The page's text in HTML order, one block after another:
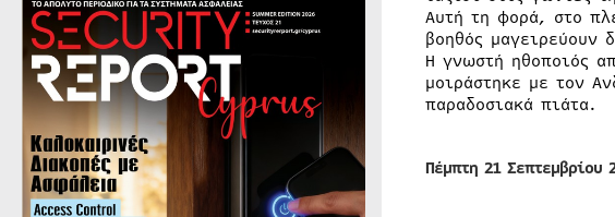
Αυτή τη φορά, στο
βοηθός μαγειρεύουν
Η γνωστή ηθοποιός
μοιράστηκε με τον
παραδοσιακά πιάτα.
Πέμπτη 21 Σεπτεμβρίου